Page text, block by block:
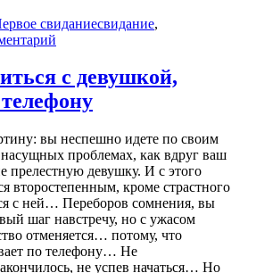
свиданиеМетки
свидание,
Приглашение
девушки
на
с девушкой,
вы неспешно идете по своим
проблемах, как вдруг ваш
прелестную девушку. И с этого
второстепенным, кроме страстного
с ней… Переборов сомнения, вы
шаг навстречу, но с ужасом
отменяется… потому, что
по телефону… Не
не успев начаться… Но